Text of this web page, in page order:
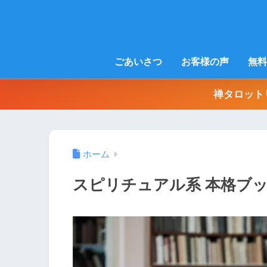
ごあいさつ お客様の声 無
禅タロット
ホーム
スピリチュアル系 本格ブ